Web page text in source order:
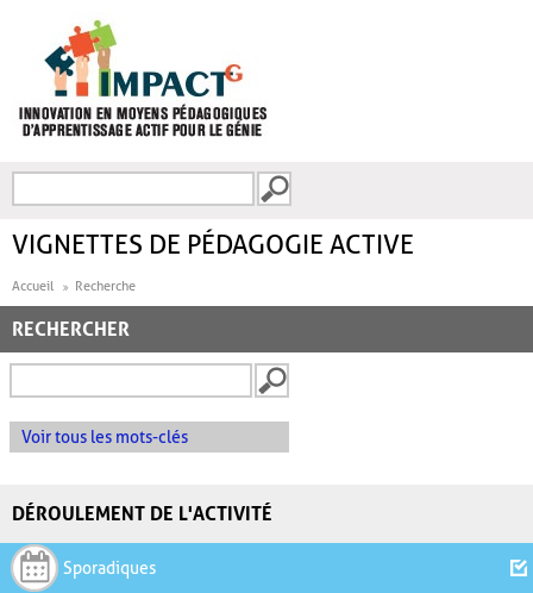
FORMULAIRE DE
VIGNETTES DE PÉDAGOGIE ACTIVE
Accueil Recherche
RECHERCHER
Voir tous les mots-clés
DÉROULEMENT DE L'ACTIVITÉ
Sporadiques